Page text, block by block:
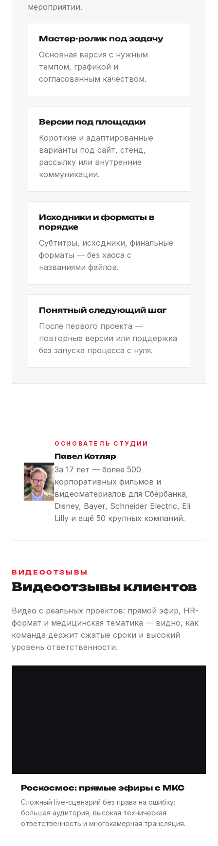
мероприятии.
Мастер-ролик под задачу
Основная версия с нужным
темпом, графикой и
согласованным качеством.
Версии под площадки
Короткие и адаптированные
варианты под сайт, стенд,
рассылку или внутренние
коммуникации.
Исходники и форматы в
порядке
Субтитры, исходники, финальные
форматы — без хаоса с
названиями файлов.
Понятный следующий шаг
После первого проекта —
повторные версии или поддержка
без запуска процесса с нуля.
ОСНОВАТЕЛЬ СТУДИИ
Павел Котляр
За 17 лет — более 500
корпоративных фильмов и
видеоматериалов для Сбербанка,
Disney, Bayer, Schneider Electric, Eli
Lilly и ещё 50 крупных компаний.
ВИДЕООТЗЫВЫ
Видеоотзывы клиентов
Видео с реальных проектов: прямой эфир, HR-
формат и медицинская тематика — видно, как
команда держит сжатые сроки и высокий
уровень ответственности.
Роскосмос: прямые эфиры с МКС
Сложный live-сценарий без права на ошибку:
большая аудитория, высокая техническая
ответственность и многокамерная трансляция.